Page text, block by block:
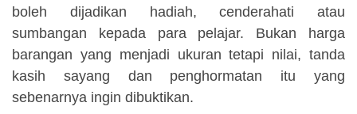
boleh dijadikan hadiah, cenderahati atau
sumbangan kepada para pelajar. Bukan harga
barangan yang menjadi ukuran tetapi nilai, tanda
kasih sayang dan penghormatan itu yang
sebenarnya ingin dibuktikan.